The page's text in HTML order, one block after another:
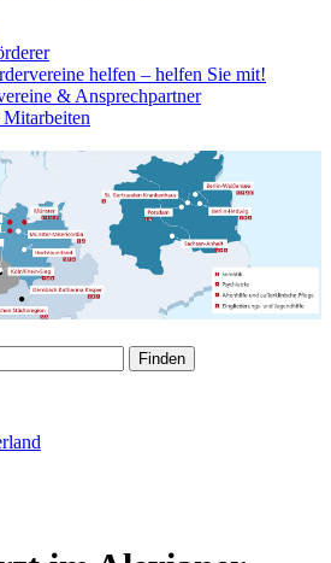
helfen – helfen Sie mit!
& Ansprechpartner